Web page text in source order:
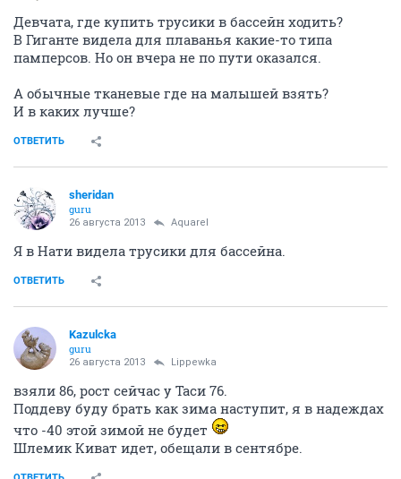
Девчата, где купить трусики в бассейн ходить?
В Гиганте видела для плаванья какие-то типа
памперсов. Но он вчера не по пути оказался.
А обычные тканевые где на малышей взять?
И в каких лучше?
ОТВЕТИТЬ
sheridan
guru
26 августа 2013 Аquаrеl
Я в Нати видела трусики для бассейна.
ОТВЕТИТЬ
Kazulcka
guru
26 августа 2013 Lippewka
взяли 86, рост сейчас у Таси 76.
Поддеву буду брать как зима наступит, я в надеждах
что -40 этой зимой не будет
Шлемик Киват идет, обещали в сентябре.